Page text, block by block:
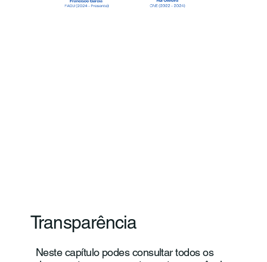
Transparência
Neste capítulo podes consultar todos os